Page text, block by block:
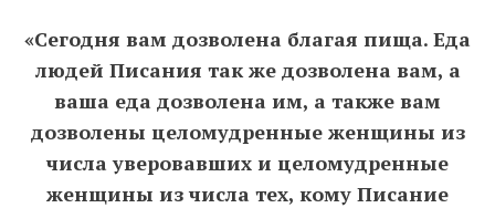
«Сегодня вам дозволена благая пища. Еда
людей Писания так же дозволена вам, а
ваша еда дозволена им, а также вам
дозволены целомудренные женщины из
числа уверовавших и целомудренные
женщины из числа тех, кому Писание